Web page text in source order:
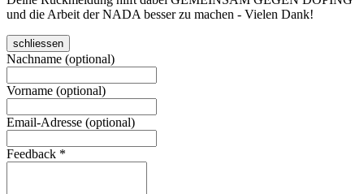
und die Arbeit der NADA besser zu machen - Vielen Dank!
schliessen
Nachname (optional)
Vorname (optional)
Email-Adresse (optional)
Feedback *